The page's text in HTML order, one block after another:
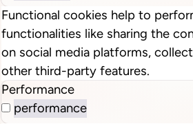
Functional cookies help to
functionalities like sharing the
on social media platforms,
other third-party features.
Performance
performance